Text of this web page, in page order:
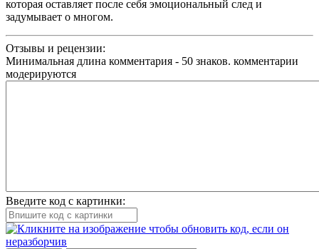
которая оставляет после себя эмоциональный след и
задумывает о многом.
Отзывы и рецензии:
Минимальная длина комментария - 50 знаков. комментарии
модерируются
Введите код с картинки: